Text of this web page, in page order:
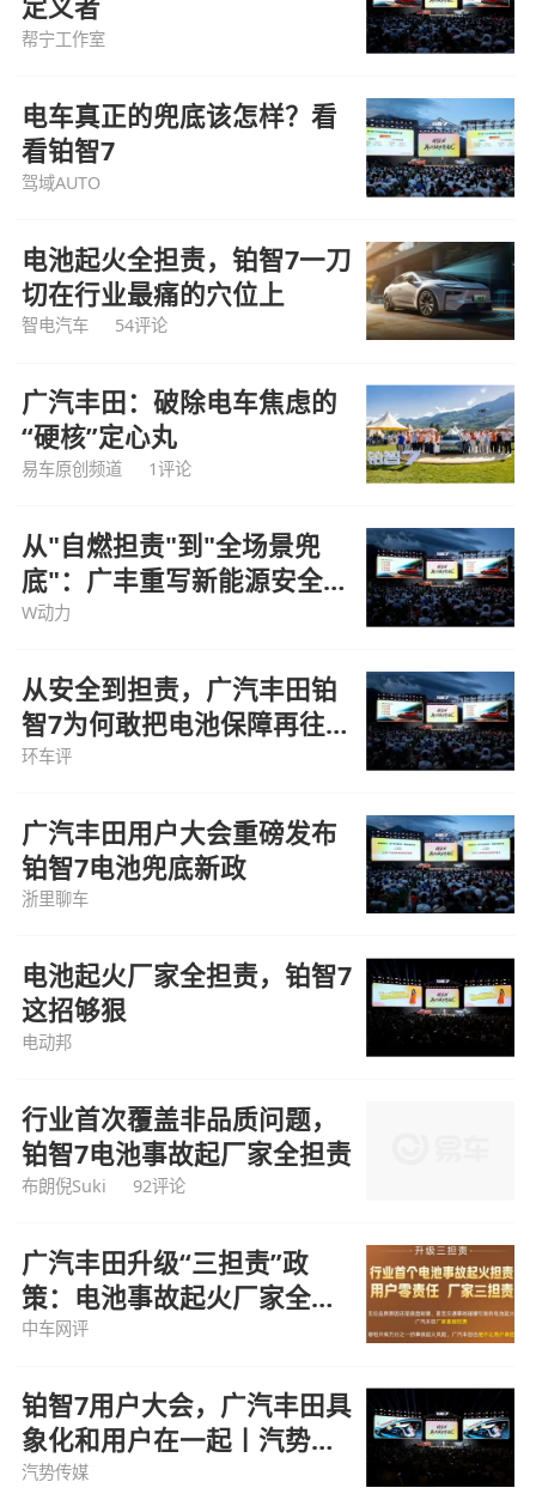
帮宁工作室
电车真正的兜底该怎样？看
看铂智7
驾域AUTO
电池起火全担责，铂智7一刀
切在行业最痛的穴位上
智电汽车 54评论
广汽丰田：破除电车焦虑的
“硬核”定心丸
易车原创频道 1评论
从"自燃担责"到"全场景兜
底"：广丰重写新能源安全公
式
W动力
从安全到担责，广汽丰田铂
智7为何敢把电池保障再往前
推？
环车评
广汽丰田用户大会重磅发布
铂智7电池兜底新政
浙里聊车
电池起火厂家全担责，铂智7
这招够狠
电动邦
行业首次覆盖非品质问题，
铂智7电池事故起厂家全担责
布朗倪Suki 92评论
广汽丰田升级“三担责”政
策：电池事故起火厂家全担
责
中车网评
铂智7用户大会，广汽丰田具
象化和用户在一起丨汽势营
销
汽势传媒